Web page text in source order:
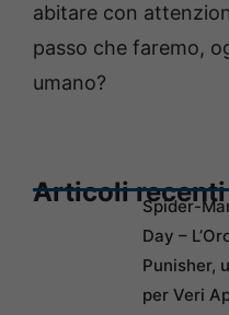
abitare con
passo che faremo,
umano?
Articoli recenti
Spider-
Day –
Punisher,
per Veri